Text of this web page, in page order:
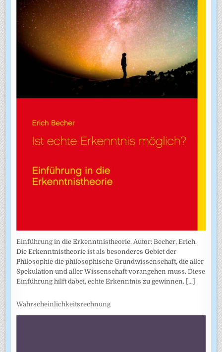
Einführung in die Erkenntnistheorie. Autor: Becher, Erich.
Die Erkenntnistheorie ist als besonderes Gebiet der
Philosophie die philosophische Grundwissenschaft, die aller
Spekulation und aller Wissenschaft vorangehen muss. Diese
Einführung hilft dabei, echte Erkenntnis zu gewinnen. [...]
Wahrscheinlichkeitsrechnung